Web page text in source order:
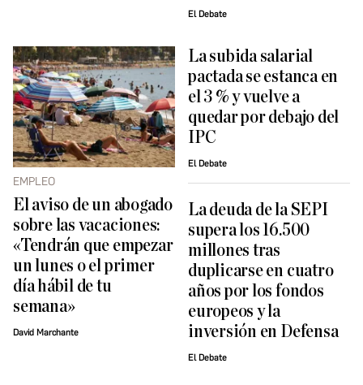
El Debate
EMPLEO
El aviso de un abogado
sobre las vacaciones:
«Tendrán que empezar
un lunes o el primer
día hábil de tu
semana»
David Marchante
La subida salarial
pactada se estanca en
el 3 % y vuelve a
quedar por debajo del
IPC
El Debate
La deuda de la SEPI
supera los 16.500
millones tras
duplicarse en cuatro
años por los fondos
europeos y la
inversión en Defensa
El Debate